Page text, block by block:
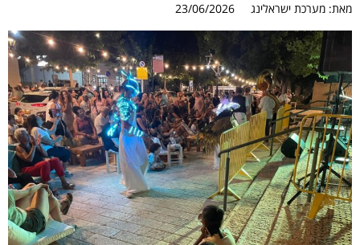
מאת: מערכת ישראלינג 23/06/2026